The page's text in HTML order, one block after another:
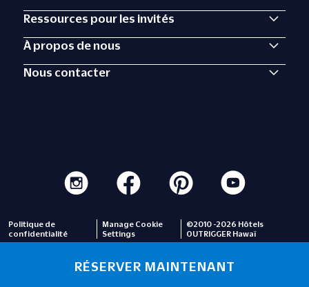
RÉSERVER MAINTENANT
Ressources pour les invités
À propos de nous
Nous contacter
Politique de
confidentialité
Manage Cookie
Settings
©2010 -2026 Hôtels
OUTRIGGER Hawaï